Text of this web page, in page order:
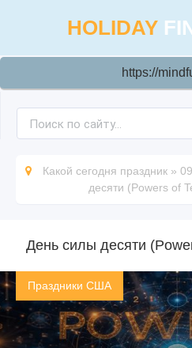
HOLIDAY
https://
Какой сегодня праздник »
десяти (Powers of
День силы десяти
Праздники США